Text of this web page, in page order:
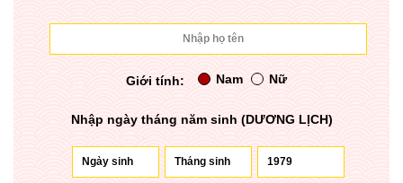
Giới tính: Nam Nữ
Nhập ngày tháng năm sinh (DƯƠNG LỊCH)